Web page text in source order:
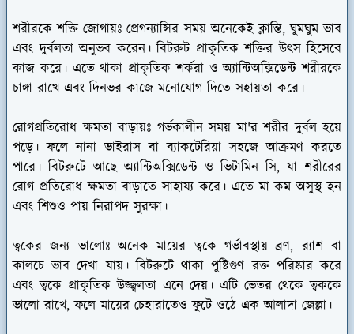
শরীরকে শক্তি জোগায়ঃ প্রেগন্যান্সির সময় অনেকেই ক্লান্তি, ঘুমঘুম ভাব
এবং দুর্বলতা অনুভব করেন। বিটরুট প্রাকৃতিক শক্তির উৎস হিসেবে
কাজ করে। এতে থাকা প্রাকৃতিক শর্করা ও অ্যান্টিঅক্সিডেন্ট শরীরকে
চাঙ্গা রাখে এবং দিনভর কাজে মনোযোগ দিতে সহায়তা করে।
রোগপ্রতিরোধ ক্ষমতা বাড়ায়ঃ গর্ভকালীন সময় মা'র শরীর দুর্বল হয়ে
পড়ে। ফলে নানা ভাইরাস বা ব্যাকটেরিয়া সহজে আক্রমণ করতে
পারে। বিটরুটে আছে অ্যান্টিঅক্সিডেন্ট ও ভিটামিন সি, যা শরীরের
রোগ প্রতিরোধ ক্ষমতা বাড়াতে সাহায্য করে। এতে মা কম অসুস্থ হন
এবং শিশুও পায় নিরাপদ সুরক্ষা।
ত্বকের জন্য ভালোঃঅনেক মায়ের ত্বকে গর্ভাবস্থায় ব্রণ, র‍্যাশ বা
কালচে ভাব দেখা যায়। বিটরুটে থাকা পুষ্টিগুণ রক্ত পরিষ্কার করে
এবং ত্বকে প্রাকৃতিক উজ্জ্বলতা এনে দেয়। এটি ভেতর থেকে ত্বককে
ভালো রাখে, ফলে মায়ের চেহারাতেও ফুটে ওঠে এক আলাদা জেল্লা।